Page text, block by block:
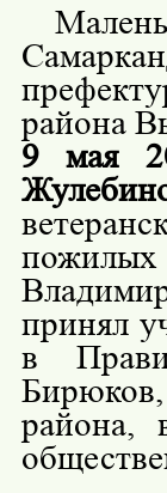
района
9 мая
принял
в
района,